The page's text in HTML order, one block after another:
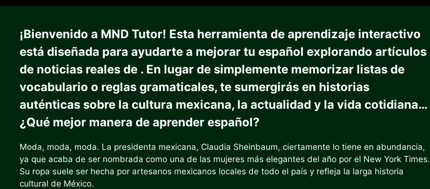
¡Bienvenido a MND Tutor! Esta herramienta de aprendizaje interactivo
está diseñada para ayudarte a mejorar tu español explorando artículos
de noticias reales de . En lugar de simplemente memorizar listas de
vocabulario o reglas gramaticales, te sumergirás en historias
auténticas sobre la cultura mexicana, la actualidad y la vida cotidiana…
¿Qué mejor manera de aprender español?
Moda, moda, moda. La presidenta mexicana, Claudia Sheinbaum, ciertamente lo tiene en abundancia,
ya que acaba de ser nombrada como una de las mujeres más elegantes del año por el New York Times.
Su ropa suele ser hecha por artesanos mexicanos locales de todo el país y refleja la larga historia
cultural de México.